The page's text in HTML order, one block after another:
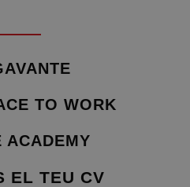
TO WORK
ACADEMY
EL TEU CV